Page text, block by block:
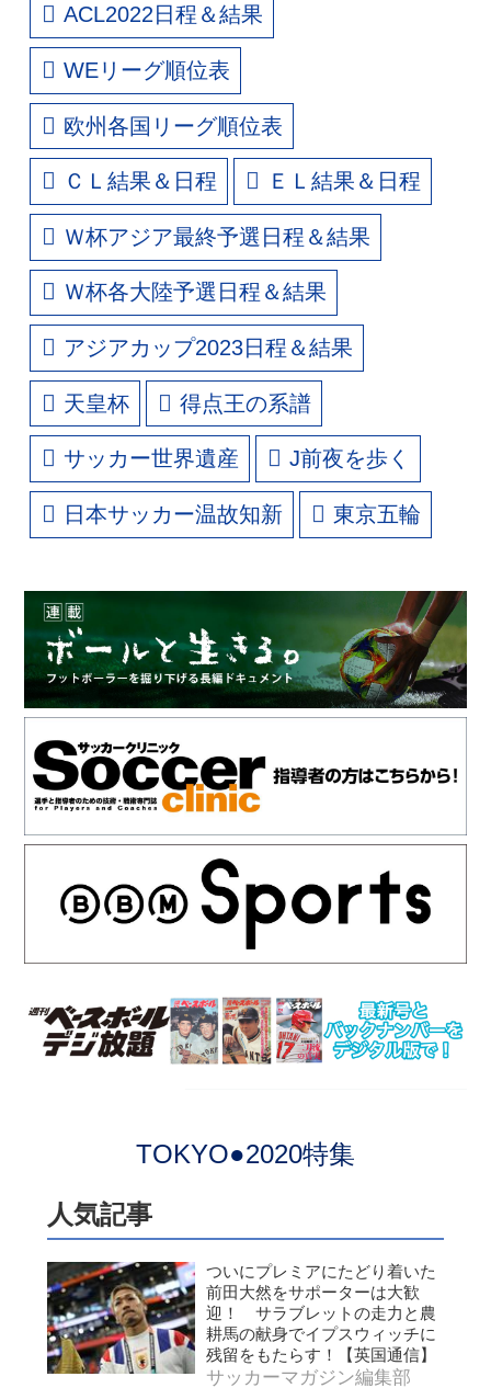
ACL2022日程＆結果
WEリーグ順位表
欧州各国リーグ順位表
ＣＬ結果＆日程 ＥＬ結果＆日程
Ｗ杯アジア最終予選日程＆結果
Ｗ杯各大陸予選日程＆結果
アジアカップ2023日程＆結果
天皇杯 得点王の系譜
サッカー世界遺産 J前夜を歩く
日本サッカー温故知新 東京五輪
TOKYO●2020特集
人気記事
ついにプレミアにたどり着いた
前田大然をサポーターは大歓
迎！ サラブレットの走力と農
耕馬の献身でイプスウィッチに
残留をもたらす！【英国通信】
サッカーマガジン編集部